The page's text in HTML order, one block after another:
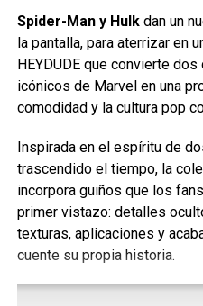
Aquí
consolidado que
debe o aspira a ser,
impulsiva, vulnerable y
carisma.
, Noche sin paz 2vuelve a
noruego Tommy Wirkola (Kill
Snow,Kurt Josef Wagle and
Witch, Hansel & Gretel: Witch
vs. Dead ,What Happened to
Spider-Man y Hulkdan un
la pantalla, para aterrizar en
HEYDUDE que convierte
icónicos de Marvel en una
comodidad y la cultura pop
Inspirada en el espíritu de
trascendido el tiempo, la
incorpora guiños que los
primer vistazo: detalles
texturas, aplicaciones y
cuente su propia historia.